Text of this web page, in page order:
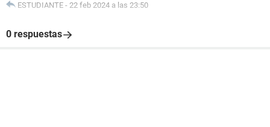
ESTUDIANTE - 22 feb 2024 a las 23:50
0 respuestas